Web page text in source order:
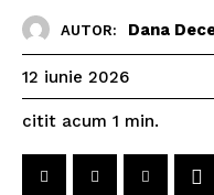
AUTOR: Dana
12 iunie 2026
citit acum 1 min.